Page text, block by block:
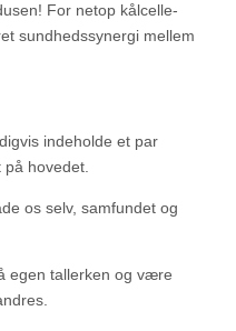
For netop kålcelle-
sundhedssynergi mellem
indeholde et par
hovedet.
os selv, samfundet og
egen tallerken og være